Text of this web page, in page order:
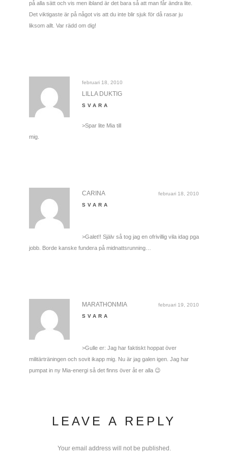
på alla sätt och vis men ibland är det bara så att man får ändra lite.
Det viktigaste är på något vis att du inte blir sjuk för då rasar ju
liksom allt. Var rädd om dig!
februari 18, 2010
LILLA DUKTIG
SVARA
>Spar lite Mia till
mig.
februari 18, 2010
CARINA
SVARA
>Galet!! Själv så tog jag en ofrivillig vila idag pga
jobb. Borde kanske fundera på midnattsrunning…
februari 19, 2010
MARATHONMIA
SVARA
>Gulle er: Jag har faktiskt hoppat över
militärträningen och sovit ikapp mig. Nu är jag galen igen. Jag har
pumpat in ny Mia-energi så det finns över åt er alla 😉
LEAVE A REPLY
Your email address will not be published.